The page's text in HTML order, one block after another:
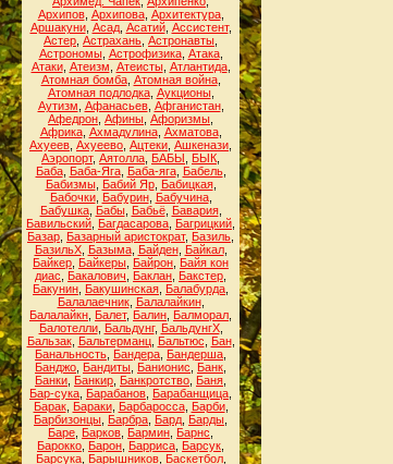
Архипов, Архипова, Архитектура,
Аршакуни, Асад, Асатий, Ассистент,
Астер Астрахань Астронавты
Астрономы, Астрофизика, Атака,
Атаки, Атеизм Атеисты, Атлантида,
Атомная бомба, Атомная война,
Атомная подлодка, Аукционы,
Аутизм Афанасьев, Афганистан,
Афедрон Афины Афоризмы
Африка, Ахмадулина, Ахматова,
Ахуеев Ахуеево Ацтеки Ашкенази
Аэропорт, Аятолла БАБЫ БЫК
Баба, Баба-Яга, Баба-яга, Бабель,
Бабизмы, Бабий Яр, Бабицкая,
Бабочки, Бабурин, Бабучина,
Бабушка, Бабы, Бабьё, Бавария,
Бавильский Багдасарова Багрицкий
Базар Базарный аристократ, Базиль
БазильХ, Базыма, Байден, Байкал,
Байкер Байкеры Байрон Байя кон
диас
Бакалович Баклан Бакстер
Бакунин Бакушинская Балабурда
Балалаечник, Балалайкин,
Балалайкн Балет, Балин Балморал
Балотелли, Бальдунг, БальдунгХ,
Бальзак, Бальтерманц, Бальтюс Бан,
Банальность Бандера Бандерша
Банджо Бандиты Банионис Банк
Банки Банкир Банкротство Баня
Бар-сука Барабанов Барабанщица
Барак, Бараки, Барбаросса, Барби,
Барбизонцы Барбра Бард Барды
Баре Барков Бармин Барнс
Барокко Барон Барриса Барсук
Барсука, Барышников, Баскетбол,